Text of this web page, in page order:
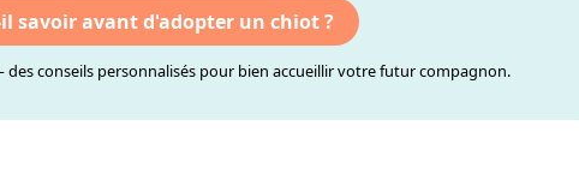
savoir avant d'adopter un chiot ?
conseils personnalisés pour bien accueillir votre futur compagnon.